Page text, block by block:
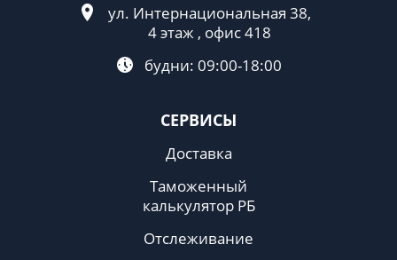
СЕРВИСЫ
Доставка
Таможенный
калькулятор РБ
Отслеживание
ул. Интернациональная 38,
4 этаж , офис 418
будни: 09:00-18:00